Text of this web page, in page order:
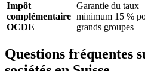
Impôt
complémentaire
OCDE
Garantie du taux
minimum 15 %
grands groupes
Questions fréquentes